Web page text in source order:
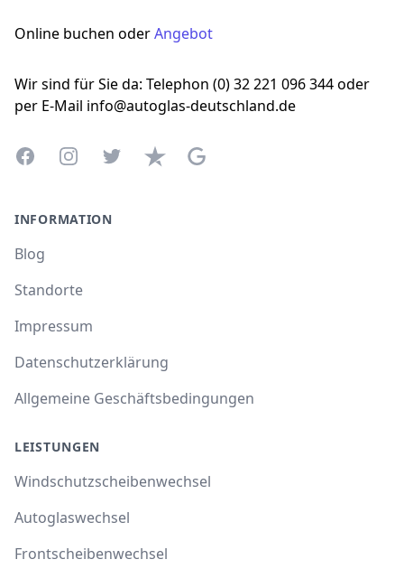
Online buchen oderAngebot
Wir sind für Sie da: Telephon (0) 32 221 096 344 oder
per E-Mail info@autoglas-deutschland.de
FacebookInstagramTwitterTrustpilotGoogle Business Profile
INFORMATION
Blog
Standorte
Impressum
Datenschutzerklärung
Allgemeine Geschäftsbedingungen
LEISTUNGEN
Windschutzscheibenwechsel
Autoglaswechsel
Frontscheibenwechsel